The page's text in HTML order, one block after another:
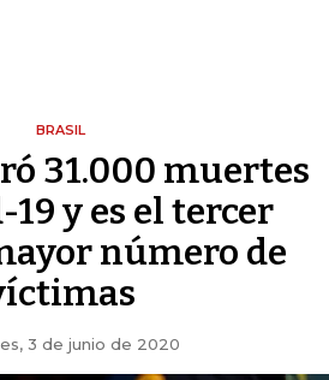
BRASIL
31.000 muertes
y es el tercer
número de
3 de junio de 2020